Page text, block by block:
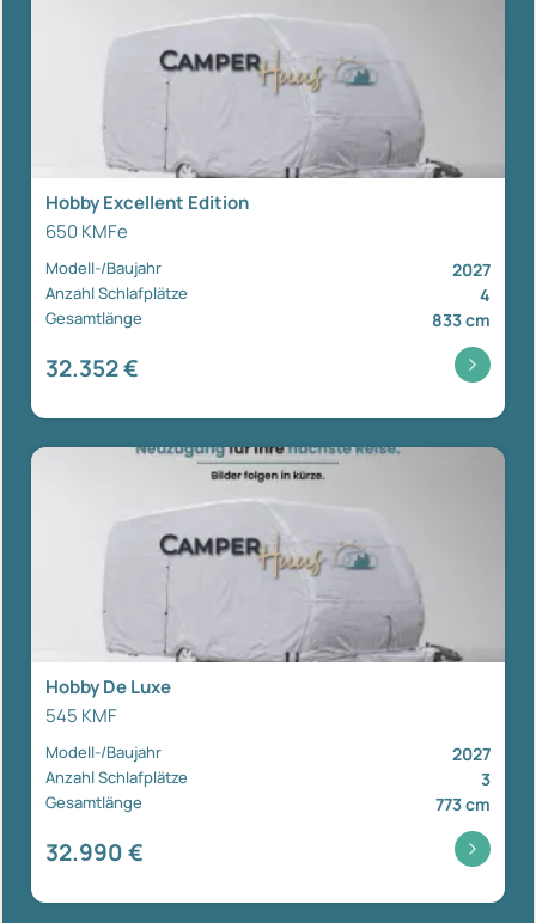
Hobby Excellent Edition
650 KMFe
Modell-/Baujahr 2027
Anzahl Schlafplätze 4
Gesamtlänge 833 cm
32.352 €
Hobby De Luxe
545 KMF
Modell-/Baujahr 2027
Anzahl Schlafplätze 3
Gesamtlänge 773 cm
32.990 €